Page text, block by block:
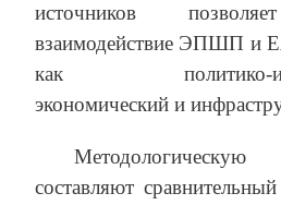
источников
взаимодействие ЭПШП и
как политико-
экономический и
составляют